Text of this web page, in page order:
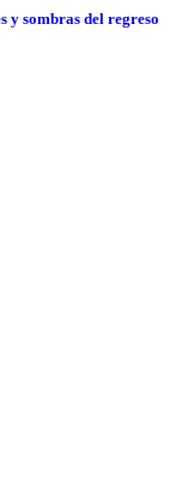
y sombras del regreso